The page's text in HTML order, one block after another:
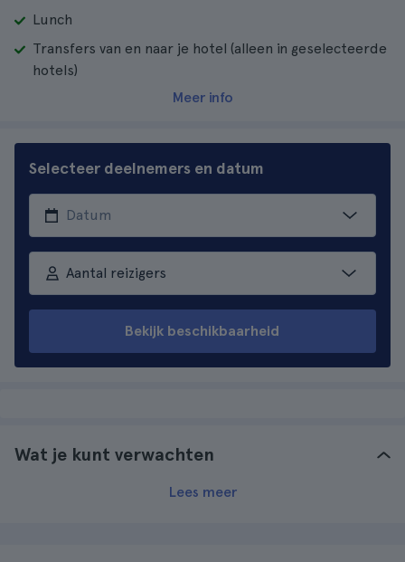
Lunch
Transfers van en naar je hotel (alleen in geselecteerde
hotels)
Meer info
Selecteer deelnemers en datum
Aantal reizigers
Bekijk beschikbaarheid
Wat je kunt verwachten
Lees meer